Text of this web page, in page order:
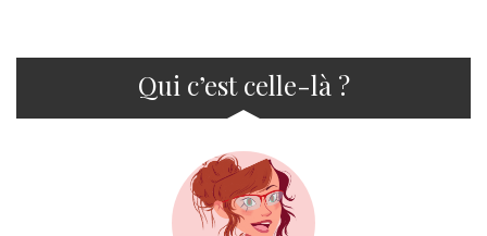
Qui c’est celle-là ?